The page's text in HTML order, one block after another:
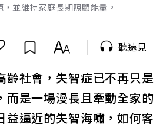
並維持家庭長期照顧能量。
聽遠見
齡社會，失智症已不再只是
而是一場漫長且牽動全家的
益逼近的失智海嘯，如何客